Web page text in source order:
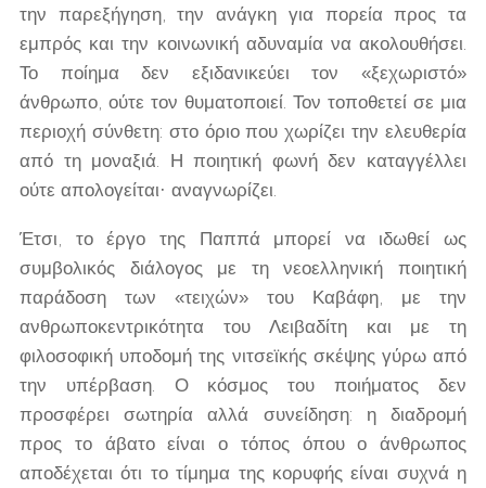
την παρεξήγηση, την ανάγκη για πορεία προς τα
εμπρός και την κοινωνική αδυναμία να ακολουθήσει.
Το ποίημα δεν εξιδανικεύει τον «ξεχωριστό»
άνθρωπο, ούτε τον θυματοποιεί. Τον τοποθετεί σε μια
περιοχή σύνθετη: στο όριο που χωρίζει την ελευθερία
από τη μοναξιά. Η ποιητική φωνή δεν καταγγέλλει
ούτε απολογείται· αναγνωρίζει.
Έτσι, το έργο της Παππά μπορεί να ιδωθεί ως
συμβολικός διάλογος με τη νεοελληνική ποιητική
παράδοση των «τειχών» του Καβάφη, με την
ανθρωποκεντρικότητα του Λειβαδίτη και με τη
φιλοσοφική υποδομή της νιτσεϊκής σκέψης γύρω από
την υπέρβαση. Ο κόσμος του ποιήματος δεν
προσφέρει σωτηρία αλλά συνείδηση: η διαδρομή
προς το άβατο είναι ο τόπος όπου ο άνθρωπος
αποδέχεται ότι το τίμημα της κορυφής είναι συχνά η